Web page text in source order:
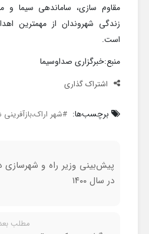
مقاوم سازی، ساماندهی سیما و
زندگی شهروندان از مهمترین
است.
منبع:خبرگزاری صداوسیما
اشتراک گذاری
برچسب‌ها: شهر
پیش‌بینی وزیر راه و
در سال ١۴٠٠
مطلب